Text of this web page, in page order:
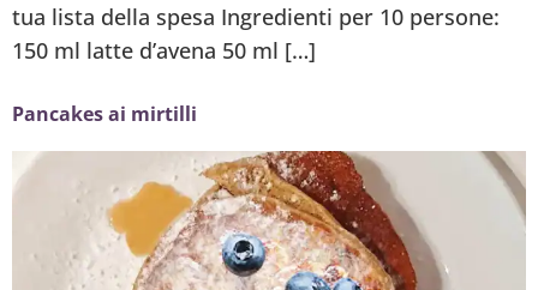
tua lista della spesa Ingredienti per 10 persone:
150 ml latte d’avena 50 ml […]
Pancakes ai mirtilli